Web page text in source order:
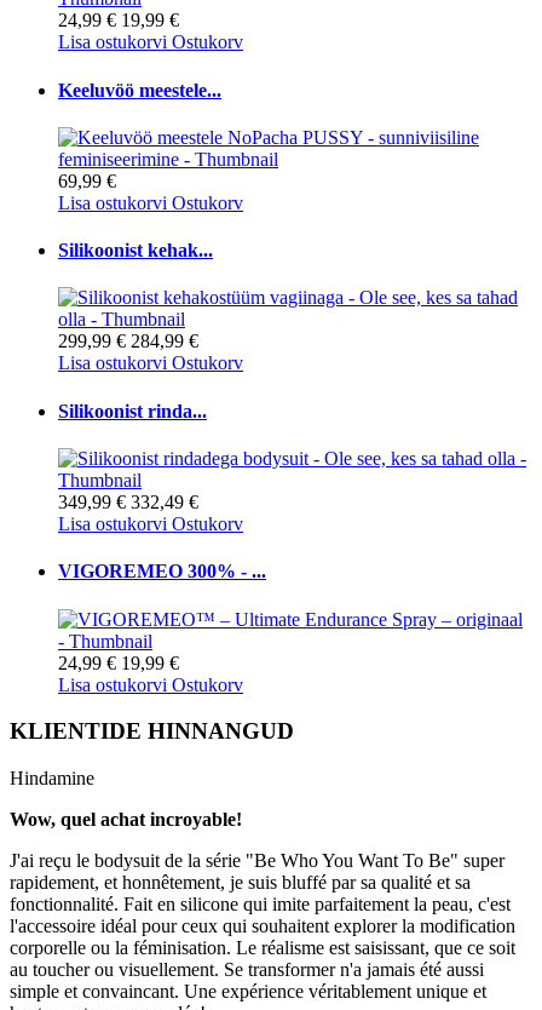
24,99 € 19,99 €
Lisa ostukorvi Ostukorv
Keeluvöö meestele...
69,99 €
Lisa ostukorvi Ostukorv
Silikoonist kehak...
299,99 € 284,99 €
Lisa ostukorvi Ostukorv
Silikoonist rinda...
349,99 € 332,49 €
Lisa ostukorvi Ostukorv
VIGOREMEO 300% - ...
24,99 € 19,99 €
Lisa ostukorvi Ostukorv
KLIENTIDE HINNANGUD
Hindamine
Wow, quel achat incroyable!
J'ai reçu le bodysuit de la série "Be Who You Want To Be" super
rapidement, et honnêtement, je suis bluffé par sa qualité et sa
fonctionnalité. Fait en silicone qui imite parfaitement la peau, c'est
l'accessoire idéal pour ceux qui souhaitent explorer la modification
corporelle ou la féminisation. Le réalisme est saisissant, que ce soit
au toucher ou visuellement. Se transformer n'a jamais été aussi
simple et convaincant. Une expérience véritablement unique et